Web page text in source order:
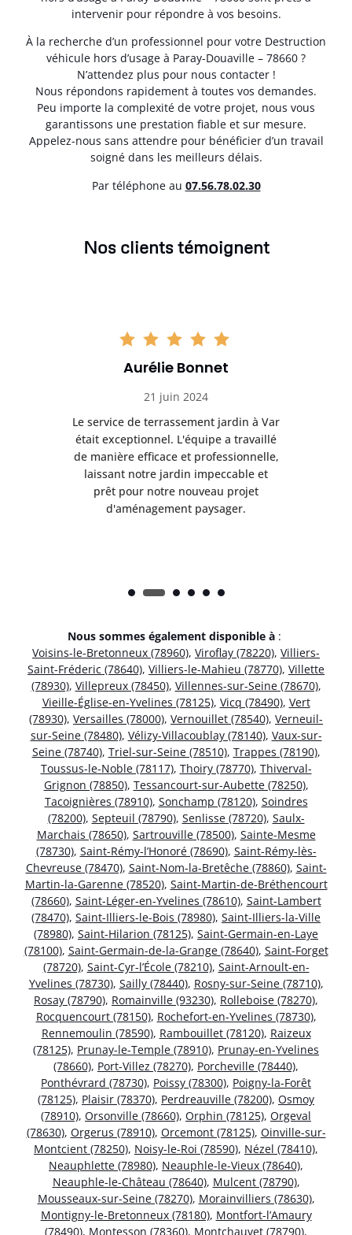
intervenir pour répondre à vos besoins.
À la recherche d’un professionnel pour votre Destruction
véhicule hors d’usage à Paray-Douaville – 78660 ?
N’attendez plus pour nous contacter !
Nous répondons rapidement à toutes vos demandes.
Peu importe la complexité de votre projet, nous vous
garantissons une prestation fiable et sur mesure.
Appelez-nous sans attendre pour bénéficier d’un travail
soigné dans les meilleurs délais.
Par téléphone au 07.56.78.02.30
Nos clients témoignent
Aurélie Bonnet
21 juin 2024
Le service de terrassement jardin à Var
était exceptionnel. L'équipe a travaillé
de manière efficace et professionnelle,
laissant notre jardin impeccable et
prêt pour notre nouveau projet
d'aménagement paysager.
Nous sommes également disponible à :
Voisins-le-Bretonneux (78960), Viroflay (78220), Villiers-
Saint-Fréderic (78640), Villiers-le-Mahieu (78770), Villette
(78930), Villepreux (78450), Villennes-sur-Seine (78670),
Vieille-Église-en-Yvelines (78125), Vicq (78490), Vert
(78930), Versailles (78000), Vernouillet (78540), Verneuil-
sur-Seine (78480), Vélizy-Villacoublay (78140), Vaux-sur-
Seine (78740), Triel-sur-Seine (78510), Trappes (78190),
Toussus-le-Noble (78117), Thoiry (78770), Thiverval-
Grignon (78850), Tessancourt-sur-Aubette (78250),
Tacoignières (78910), Sonchamp (78120), Soindres
(78200), Septeuil (78790), Senlisse (78720), Saulx-
Marchais (78650), Sartrouville (78500), Sainte-Mesme
(78730), Saint-Rémy-l’Honoré (78690), Saint-Rémy-lès-
Chevreuse (78470), Saint-Nom-la-Bretêche (78860), Saint-
Martin-la-Garenne (78520), Saint-Martin-de-Bréthencourt
(78660), Saint-Léger-en-Yvelines (78610), Saint-Lambert
(78470), Saint-Illiers-le-Bois (78980), Saint-Illiers-la-Ville
(78980), Saint-Hilarion (78125), Saint-Germain-en-Laye
(78100), Saint-Germain-de-la-Grange (78640), Saint-Forget
(78720), Saint-Cyr-l’École (78210), Saint-Arnoult-en-
Yvelines (78730), Sailly (78440), Rosny-sur-Seine (78710),
Rosay (78790), Romainville (93230), Rolleboise (78270),
Rocquencourt (78150), Rochefort-en-Yvelines (78730),
Rennemoulin (78590), Rambouillet (78120), Raizeux
(78125), Prunay-le-Temple (78910), Prunay-en-Yvelines
(78660), Port-Villez (78270), Porcheville (78440),
Ponthévrard (78730), Poissy (78300), Poigny-la-Forêt
(78125), Plaisir (78370), Perdreauville (78200), Osmoy
(78910), Orsonville (78660), Orphin (78125), Orgeval
(78630), Orgerus (78910), Orcemont (78125), Oinville-sur-
Montcient (78250), Noisy-le-Roi (78590), Nézel (78410),
Neauphlette (78980), Neauphle-le-Vieux (78640),
Neauphle-le-Château (78640), Mulcent (78790),
Mousseaux-sur-Seine (78270), Morainvilliers (78630),
Montigny-le-Bretonneux (78180), Montfort-l’Amaury
(78490), Montesson (78360), Montchauvet (78790),